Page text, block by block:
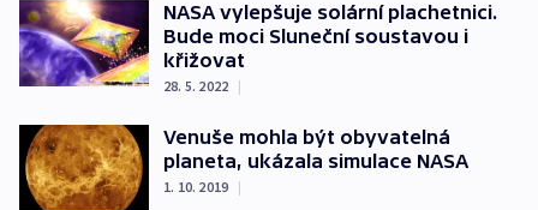
NASA vylepšuje solární plachetnici.
Bude moci Sluneční soustavou i
křižovat
28. 5. 2022 |
Venuše mohla být obyvatelná
planeta, ukázala simulace NASA
1. 10. 2019 |